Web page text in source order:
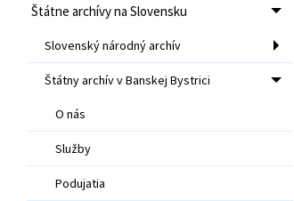
Štátne archívy na Slovensku
Slovenský národný archív
Štátny archív v Banskej Bystrici
O nás
Služby
Podujatia